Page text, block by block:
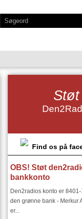
NY SERIE -
NY SERIE OM
KLANGKAMMERET
DEN2RADIO -
I ØSTEUROPA I 1900 TALLET
Støt
Find os på
OBS! Støt
bankkonto
Den2radios konto er 8401-
den grønne bank - Merkur
er...